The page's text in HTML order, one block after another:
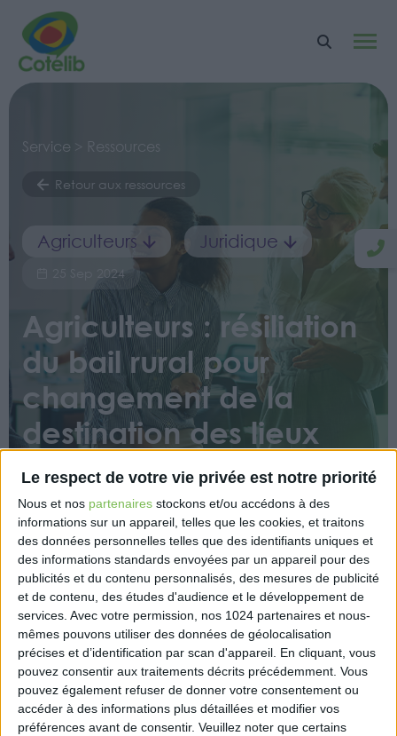
Le respect de votre vie privée est notre priorité
Nous et nos partenaires stockons et/ou accédons à des
informations sur un appareil, telles que les cookies, et traitons
des données personnelles telles que des identifiants uniques et
des informations standards envoyées par un appareil pour des
publicités et du contenu personnalisés, des mesures de publicité
et de contenu, des études d'audience et le développement de
services. Avec votre permission, nos 1024 partenaires et nous-
mêmes pouvons utiliser des données de géolocalisation
précises et d’identification par scan d'appareil. En cliquant, vous
pouvez consentir aux traitements décrits précédemment. Vous
pouvez également refuser de donner votre consentement ou
accéder à des informations plus détaillées et modifier vos
préférences avant de consentir. Veuillez noter que certains
Service > Ressources
Retour aux ressources
Agriculteurs Juridique
25 Sep 2024
Agriculteurs : résiliation
du bail rural pour
changement de la
destination des lieux
loués
Le fait qu’un exploitant agricole permette à une
association d’amateurs d’ULM d’utiliser une partie
d’une parcelle louée en guise de piste d’atterrissage
ne constitue pas un changement de destination de
cette parcelle susceptible d’entraîner la résiliation
du bail.